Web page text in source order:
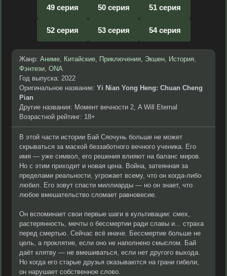
49 серия 50 серия 51 серия
52 серия 53 серия 54 серия
Жанр: Аниме, Китайские, Приключения, Экшен, История,
Фэнтези, ONA
Год выпуска: 2022
Оригинальное название: Yi Nian Yong Heng: Chuan Cheng
Pian
Другие названия: Момент вечности 2, A Will Eternal
Возрастной рейтинг: 18+
В этой части истории Бай Сяочунь больше не может
скрываться за маской беззаботного вечного ученика. Его
имя — уже символ, его решения влияют на баланс миров.
Но с этим приходит и новая цена. Война, затеянная за
пределами реальности, угрожает всему, что он когда-либо
любил. Его зовут спасти миллиарды — но он знает, что
любое вмешательство сломает равновесие.
Он вспоминает свои первые шаги в культивации: смех,
растерянность, мечты о бессмертии ради славы и... страха
перед смертью. Сейчас всё иначе. Бессмертие больше не
цель, а проклятие, если оно не наполнено смыслом. Бай
даёт клятву — не вмешиваться, если нет другого выхода.
Но когда его старые друзья оказываются на грани гибели,
он нарушает собственное слово.